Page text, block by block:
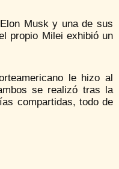
Musk y una de sus
propio Milei exhibió un
le hizo al
se realizó tras la
compartidas, todo de